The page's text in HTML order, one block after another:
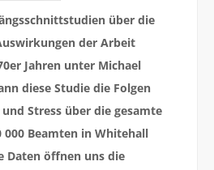
über die
der Arbeit
Jahren unter Michael
diese Studie die Folgen
Stress über die gesamte
000 Beamten in Whitehall
Daten öffnen uns die